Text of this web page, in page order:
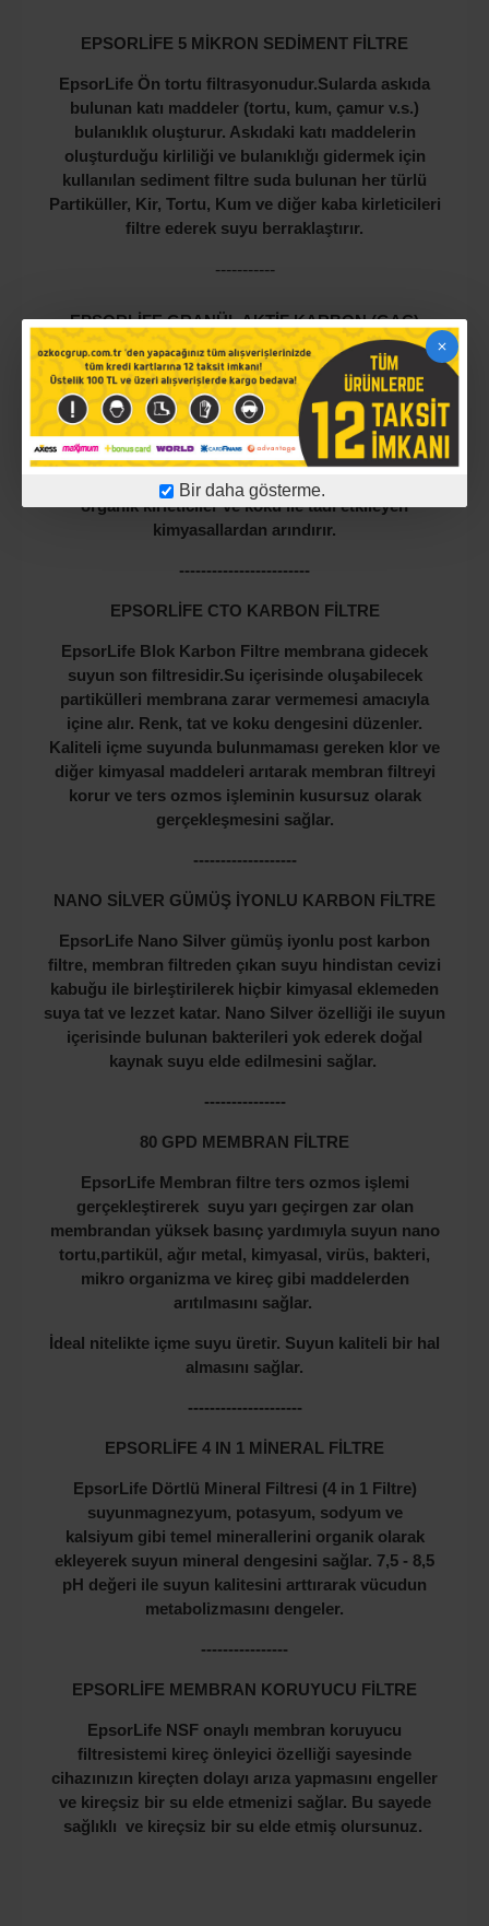
Bir daha gösterme.
EPSORLİFE 5 MİKRON SEDİMENT FİLTRE
EpsorLife Ön tortu filtrasyonudur.Sularda askıda
bulunan katı maddeler (tortu, kum, çamur v.s.)
bulanıklık oluşturur. Askıdaki katı maddelerin
oluşturduğu kirliliği ve bulanıklığı gidermek için
kullanılan sediment filtre suda bulunan her türlü
Partiküller, Kir, Tortu, Kum ve diğer kaba kirleticileri
filtre ederek suyu berraklaştırır.
-----------
EPSORLİFE GRANÜL AKTİF KARBON (GAC)
FİLTRE
EpsorLife Granül Aktif Karbon Filtre suda bulunan
klor, renk, tat ve koku veren eriyik gazlar, artıklar ve
organik maddelerin arıtımı için kullanılır. Bu aktif
granül karbon filtre, yüksek performanslı aktive
edilmiş karbondan oluşmaktadır. Suyu klor, koku,
organik kirleticiler ve koku ile tadı etkileyen
kimyasallardan arındırır.
------------------------
EPSORLİFE CTO KARBON FİLTRE
EpsorLife Blok Karbon Filtre membrana gidecek
suyun son filtresidir.Su içerisinde oluşabilecek
partikülleri membrana zarar vermemesi amacıyla
içine alır. Renk, tat ve koku dengesini düzenler.
Kaliteli içme suyunda bulunmaması gereken klor ve
diğer kimyasal maddeleri arıtarak membran filtreyi
korur ve ters ozmos işleminin kusursuz olarak
gerçekleşmesini sağlar.
-------------------
NANO SİLVER GÜMÜŞ İYONLU KARBON FİLTRE
EpsorLife Nano Silver gümüş iyonlu post karbon
filtre, membran filtreden çıkan suyu hindistan cevizi
kabuğu ile birleştirilerek hiçbir kimyasal eklemeden
suya tat ve lezzet katar. Nano Silver özelliği ile suyun
içerisinde bulunan bakterileri yok ederek doğal
kaynak suyu elde edilmesini sağlar.
---------------
80 GPD MEMBRAN FİLTRE
EpsorLife Membran filtre ters ozmos işlemi
gerçekleştirerek suyu yarı geçirgen zar olan
membrandan yüksek basınç yardımıyla suyun nano
tortu,partikül, ağır metal, kimyasal, virüs, bakteri,
mikro organizma ve kireç gibi maddelerden
arıtılmasını sağlar.
İdeal nitelikte içme suyu üretir. Suyun kaliteli bir hal
almasını sağlar.
---------------------
EPSORLİFE 4 IN 1 MİNERAL FİLTRE
EpsorLife Dörtlü Mineral Filtresi (4 in 1 Filtre)
suyunmagnezyum, potasyum, sodyum ve
kalsiyum gibi temel minerallerini organik olarak
ekleyerek suyun mineral dengesini sağlar. 7,5 - 8,5
pH değeri ile suyun kalitesini arttırarak vücudun
metabolizmasını dengeler.
----------------
EPSORLİFE MEMBRAN KORUYUCU FİLTRE
EpsorLife NSF onaylı membran koruyucu
filtresistemi kireç önleyici özelliği sayesinde
cihazınızın kireçten dolayı arıza yapmasını engeller
ve kireçsiz bir su elde etmenizi sağlar. Bu sayede
sağlıklı ve kireçsiz bir su elde etmiş olursunuz.